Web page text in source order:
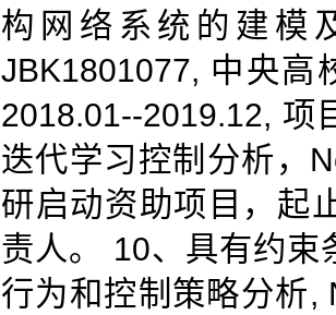
构网络系统的建模
JBK1801077, 中央
2018.01--2019.12,
迭代学习控制分析，
研启动资助项目，起
责人。 10、具有约束
行为和控制策略分析,